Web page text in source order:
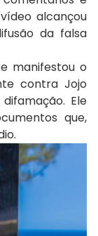
alcançou
da falsa
manifestou o
contra Jojo
Ele
que,